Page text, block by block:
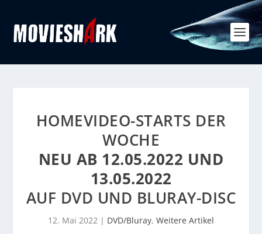
HOMEVIDEO-STARTS DER
WOCHE
NEU AB 12.05.2022 UND
13.05.2022
AUF DVD UND BLURAY-DISC
12. Mai 2022 | DVD/Bluray, Weitere Artikel